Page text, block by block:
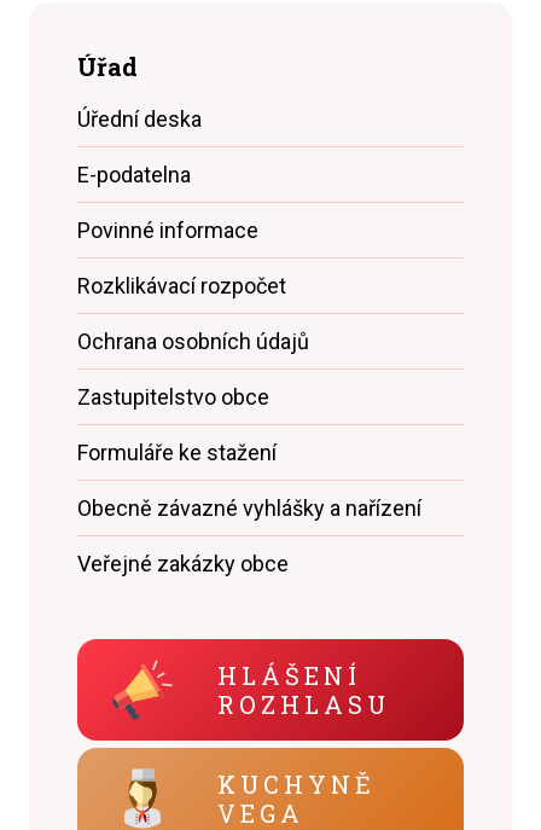
Úřad
Úřední deska
E-podatelna
Povinné informace
Rozklikávací rozpočet
Ochrana osobních údajů
Zastupitelstvo obce
Formuláře ke stažení
Obecně závazné vyhlášky a nařízení
Veřejné zakázky obce
HLÁŠENÍ
ROZHLASU
KUCHYNĚ
VEGA